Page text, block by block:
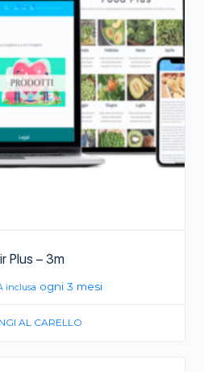
Plus – 3m
inclusa ogni 3 mesi
AL CARELLO